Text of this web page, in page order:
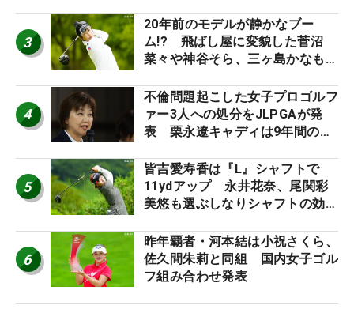
3
20年前のモデルが静かなブー
ム!? 飛ばし屋に変貌した菅沼
菜々や神谷そら、三ヶ島かなも使
ロたちの“飛ばしギア”】
4
不倫問題起こした女子プロゴルフ
ァー3人への処分をJLPGAが発
表 栗永遼キャディは9年間の立
5
皆吉愛寿香は『L』シャフトで
11ydアップ 永井花奈、尾関彩
美悠も選ぶしなりシャフトの効果
ア”】
6
昨年覇者・河本結は小祝さくら、
佐久間朱莉と同組 国内女子ゴル
フ組み合わせ発表